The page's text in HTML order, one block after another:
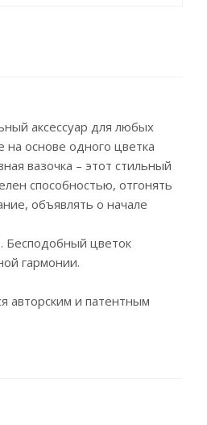
аксессуар для любых
на основе одного цветка
вазочка – этот стильный
способностью, отгонять
объявлять о начале
Бесподобный цветок
гармонии.
и патентным